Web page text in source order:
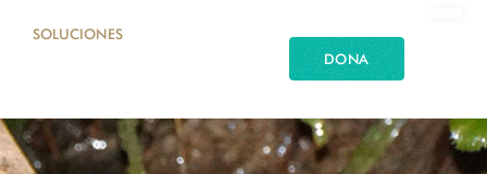
SOLUCIONES
DONA